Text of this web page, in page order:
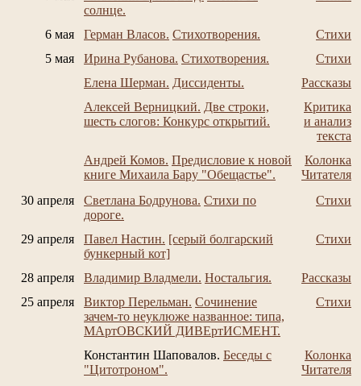
солнце.
6 мая Герман Власов. Стихотворения.
Стихи
5 мая
Ирина Рубанова. Стихотворения.
Стихи
Елена Шерман. Диссиденты.
Рассказы
Алексей Верницкий. Две строки,
шесть слогов: Конкурс открытий.
Критика
и анализ
текста
Андрей Комов. Предисловие к новой
книге Михаила Бару "Обещастье".
Колонка
Читателя
30 апреля
Светлана Бодрунова. Стихи по
дороге.
Стихи
29 апреля Павел Настин. [серый болгарский
бункерный кот]
Стихи
28 апреля Владимир Владмели. Ностальгия.
Рассказы
25 апреля
Виктор Перельман. Сочинение
зачем-то неуклюже названное: типа,
МАртОВСКИЙ ДИВЕртИСМЕНТ.
Стихи
Константин Шаповалов. Беседы с
"Цитотроном".
Колонка
Читателя